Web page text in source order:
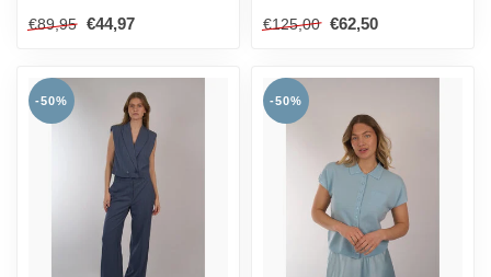
€89,95 €44,97 €125,00 €62,50
-50% -50%